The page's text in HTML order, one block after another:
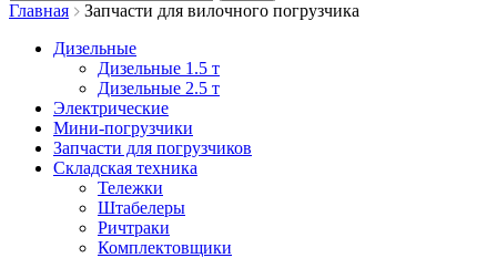
Главная
Запчасти для вилочного погрузчика
Дизельные
Дизельные 1.5 т
Дизельные 2.5 т
Электрические
Мини-погрузчики
Запчасти для погрузчиков
Складская техника
Тележки
Штабелеры
Ричтраки
Комплектовщики